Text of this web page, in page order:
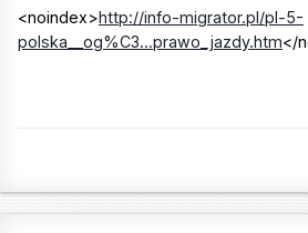
<noindex>http://info-migrator.pl/pl-5-
polska__og%C3...prawo_jazdy.htm</